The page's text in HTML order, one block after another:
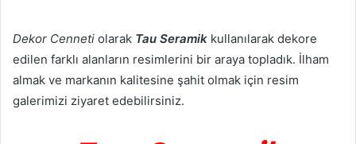
Dekor Cenneti olarak Tau Seramik kullanılarak dekore
edilen farklı alanların resimlerini bir araya topladık. İlham
almak ve markanın kalitesine şahit olmak için resim
galerimizi ziyaret edebilirsiniz.